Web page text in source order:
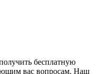
бесплатную
вас вопросам. Наш